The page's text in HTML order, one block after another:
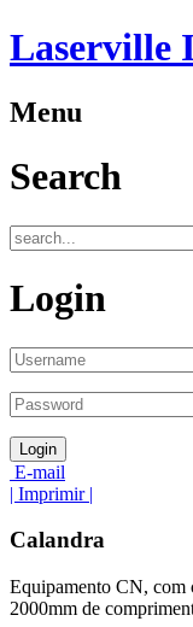
Laserville
Menu
Search
Login
E-mail
| Imprimir |
Calandra
Equipamento CN, com
2000mm de